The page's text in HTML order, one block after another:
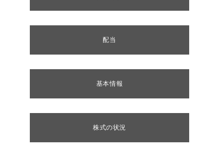
配当
基本情報
株式の状況